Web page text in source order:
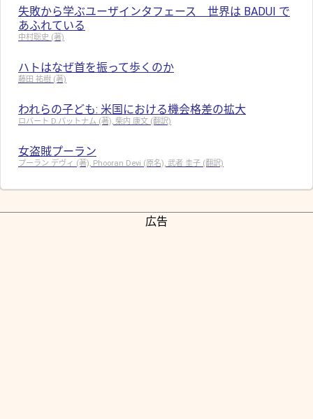
失敗から学ぶユーザインタフェース 世界は BADUI で
あふれている
中村聡史 (著)
ハトはなぜ首を振って歩くのか
藤田 祐樹 (著)
われらの子ども: 米国における機会格差の拡大
ロバート D.パットナム (著), 柴内 康文 (翻訳)
女盗賊プーラン
プーラン デヴィ (著), Phooran Devi (原名), 武者 圭子 (翻訳)
広告